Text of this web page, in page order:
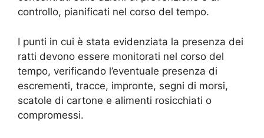
controllo, pianificati nel corso del tempo.
I punti in cui è stata evidenziata la presenza dei
ratti devono essere monitorati nel corso del
tempo, verificando l’eventuale presenza di
escrementi, tracce, impronte, segni di morsi,
scatole di cartone e alimenti rosicchiati o
compromessi.